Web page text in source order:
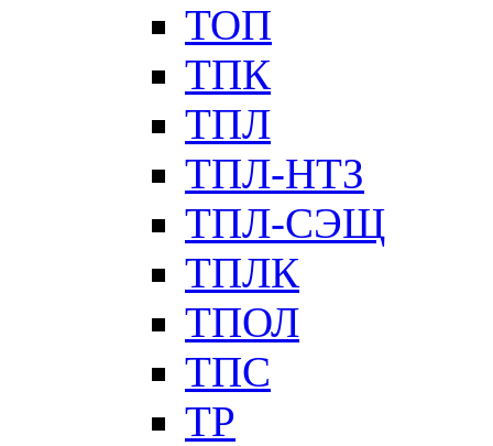
ТОП
ТПК
ТПЛ
ТПЛ-НТЗ
ТПЛ-СЭЩ
ТПЛК
ТПОЛ
ТПС
ТР